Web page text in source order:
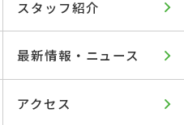
スタッフ紹介
最新情報・ニュース
アクセス